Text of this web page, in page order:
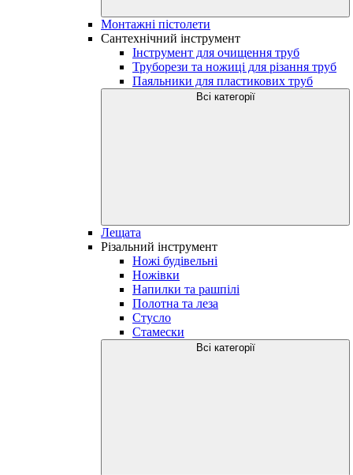
Монтажні пістолети
Сантехнічний інструмент
Інструмент для очищення труб
Труборези та ножиці для різання труб
Паяльники для пластикових труб
Всі категорії
Лещата
Різальний інструмент
Ножі будівельні
Ножівки
Напилки та рашпілі
Полотна та леза
Стусло
Стамески
Всі категорії